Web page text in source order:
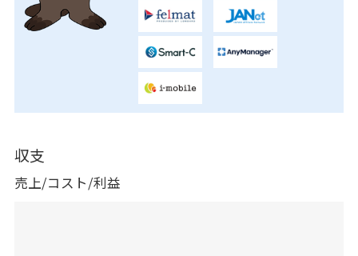
収支
売上/コスト/利益